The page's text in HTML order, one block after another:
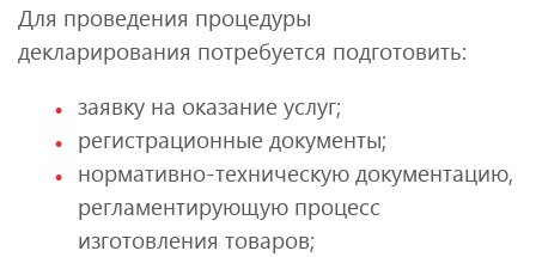
Для проведения процедуры
декларирования потребуется подготовить:
заявку на оказание услуг;
регистрационные документы;
нормативно-техническую документацию,
регламентирующую процесс
изготовления товаров;